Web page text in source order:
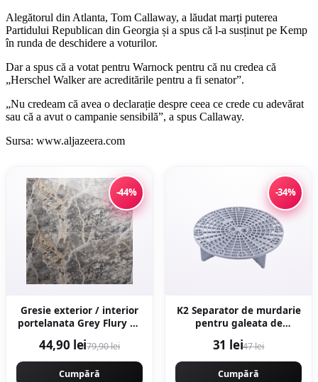
Alegătorul din Atlanta, Tom Callaway, a lăudat marți puterea
Partidului Republican din Georgia și a spus că l-a susținut pe Kemp
în runda de deschidere a voturilor.
Dar a spus că a votat pentru Warnock pentru că nu credea că
„Herschel Walker are acreditările pentru a fi senator”.
„Nu credeam că avea o declarație despre ceea ce crede cu adevărat
sau că a avut o campanie sensibilă”, a spus Callaway.
Sursa: www.aljazeera.com
-44%
Gresie exterior / interior
portelanata Grey Flury 60
rectificata tip marmura
44,90 lei79,90 lei
Cumpără
-34%
K2 Separator de murdarie
pentru galeata de
31 lei47 lei
Cumpără